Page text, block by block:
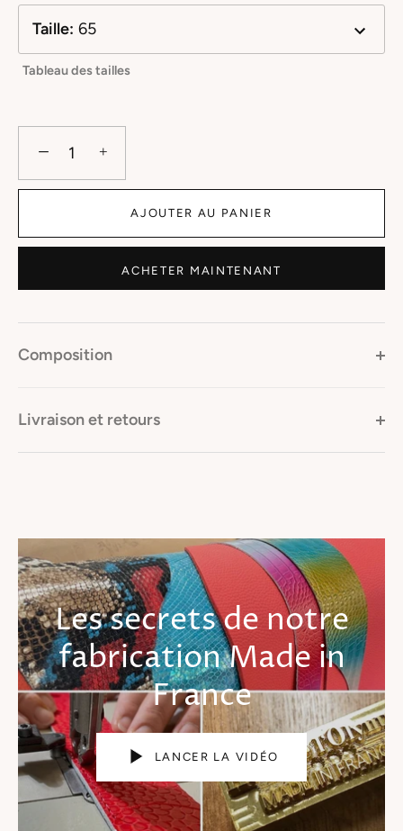
Taille: 65
Tableau des tailles
− +
AJOUTER AU PANIER
ACHETER MAINTENANT
Composition
Livraison et retours
Les secrets de notre
fabricationMade in
France
LANCER LA VIDÉO